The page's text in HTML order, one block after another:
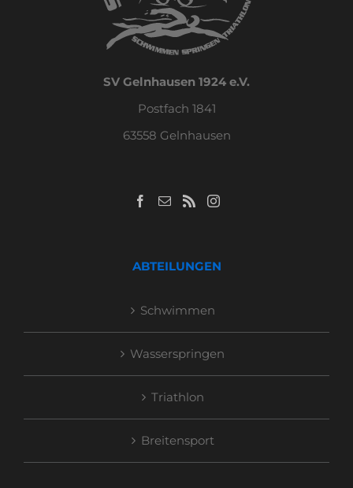
SV Gelnhausen 1924 e.V.
Postfach 1841
63558 Gelnhausen
ABTEILUNGEN
Schwimmen
Wasserspringen
Triathlon
Breitensport